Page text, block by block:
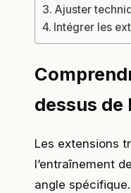
Ajuster
Intégrer les
dessus de
Les extensions
l’entraînement
angle